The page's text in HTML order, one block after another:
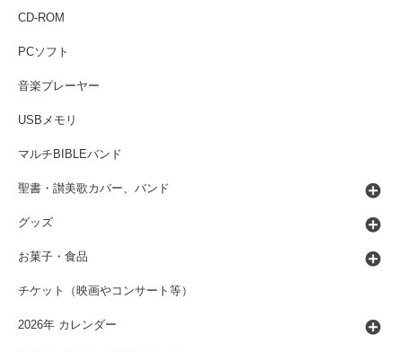
CD-ROM
PCソフト
音楽プレーヤー
USBメモリ
マルチBIBLEバンド
聖書・讃美歌カバー、バンド
グッズ
お菓子・食品
チケット（映画やコンサート等）
2026年 カレンダー